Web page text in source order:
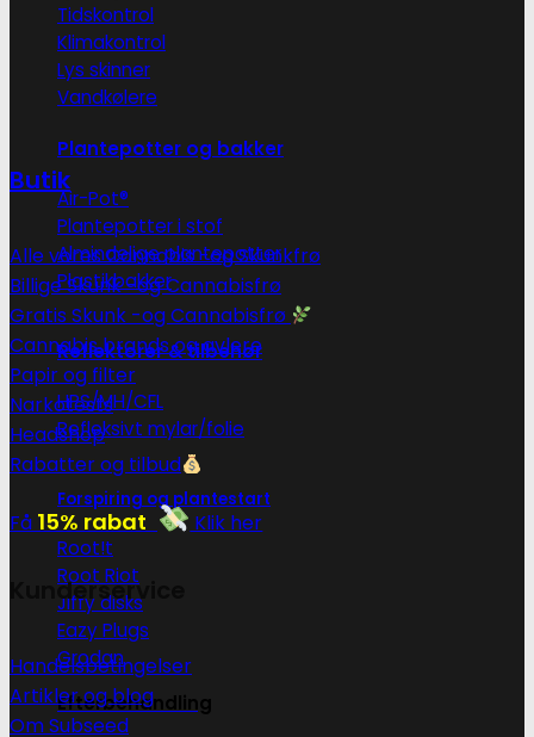
Tidskontrol
Klimakontrol
Lys skinner
Vandkølere
Plantepotter og bakker
Air-Pot®
Plantepotter i stof
Almindelige plantepotter
Plastikbakker
Reflektorer & tilbehør
HPS/MH/CFL
Refleksivt mylar/folie
Forspiring og plantestart
Root!t
Root Riot
Jiffy disks
Eazy Plugs
Grodan
Efterbehandling
Butik
Alle vores Cannabis -og Skunkfrø
Billige Skunk -og Cannabisfrø
Gratis Skunk -og Cannabisfrø
Cannabis brands og avlere
Papir og filter
Narkotests
Headshop
Rabatter og tilbud
Få 15% rabat Klik her
Kunderservice
Handelsbetingelser
Artikler og blog
Om Subseed